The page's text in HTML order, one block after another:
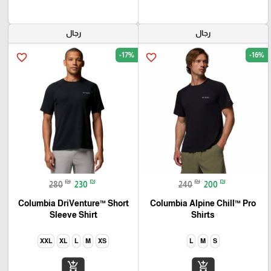
رجال
favorite_border -16%
240 ₪ 200 ₪
Columbia Alpine Chill™ Pro
Shirts
S
M
L
add_shopping_cart
رجال
favorite_border -17%
280 ₪ 230 ₪
Columbia DriVenture™ Short
Sleeve Shirt
XS
M
L
XL
XXL
add_shopping_cart